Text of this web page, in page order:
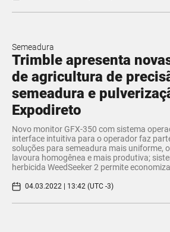
Semeadura
Trimble apresenta
de agricultura de
semeadura e
Expodireto
Novo monitor GFX-350 com sistema
interface intuitiva para o operador faz
soluções para semeadura mais uniforme,
lavoura homogênea e mais produtiva;
herbicida WeedSeeker 2 permite
04.03.2022 | 13:42 (UTC -3)